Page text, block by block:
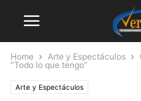
Home Arte y Espectáculos
“Todo lo que tengo”
Arte y Espectáculos